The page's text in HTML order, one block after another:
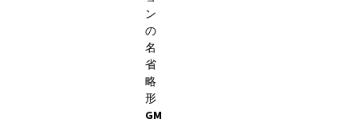
ン
の
名
省
略
形
GM